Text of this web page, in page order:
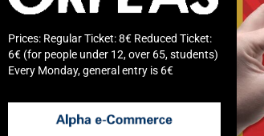
Prices: Regular Ticket: 8€ Reduced Ticket:
6€ (for people under 12, over 65, students)
Every Monday, general entry is 6€